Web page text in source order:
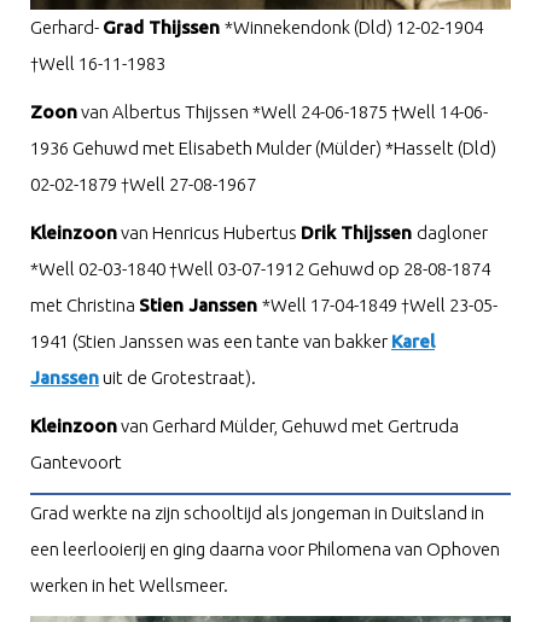
Gerhard- Grad Thijssen *Winnekendonk (Dld) 12-02-1904
†Well 16-11-1983
Zoonvan Albertus Thijssen *Well 24-06-1875 †Well 14-06-
1936 Gehuwd met Elisabeth Mulder (Mülder) *Hasselt (Dld)
02-02-1879 †Well 27-08-1967
Kleinzoonvan Henricus Hubertus Drik Thijssen dagloner
*Well 02-03-1840 †Well 03-07-1912 Gehuwd op 28-08-1874
met Christina Stien Janssen *Well 17-04-1849 †Well 23-05-
1941 (Stien Janssen was een tante van bakker Karel
Janssenuit de Grotestraat).
Kleinzoonvan Gerhard Mülder, Gehuwd met Gertruda
Gantevoort
Grad werkte na zijn schooltijd als jongeman in Duitsland in
een leerlooierij en ging daarna voor Philomena van Ophoven
werken in het Wellsmeer.